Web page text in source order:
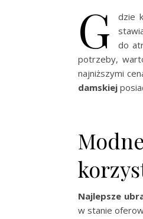
G
dzie
do
potrzeby,
najniższymi
damskiej
Najlepsze
w stanie